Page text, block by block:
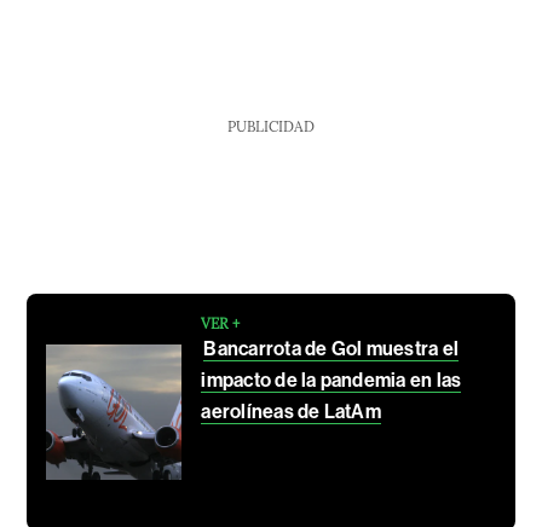
PUBLICIDAD
VER +
Bancarrota de Gol muestra el
impacto de la pandemia en las
aerolíneas de LatAm